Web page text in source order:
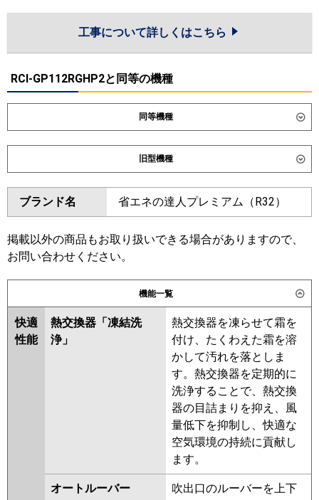
工事について詳しくはこちら
RCI-GP112RGHP2と同等の機種
同等機種
ダイキン SSRC112DND SSRC112DD
SSRUC112DD
東芝 GUXB112131MUB GUXB112131XU
GUXB11213P1MUB
三菱電機 PLZX-DHRMP112H6
DHRMP112HF6
DHRMP112HFG6 PLZX-
ZRMP112HF6 PLZX-
ZRMP112HLF6
PLZX-
ZRMP112HBF6 PLZX-
ZRMP112HFG6
RCI-GP112RGHP11
FDTZ1126HP6SA-airf
FDTZ1126HP6SA
FDTZ1126HP6SA-osj
FDTZ1126HP6SA-rak
旧型機種
ダイキン SSRC112CD SSRC112CND
SSRUC112CD SSRC112BYD
SSRC112BYND SSRUC112BYD
SSRC112BJD SSRC112BJND
SSRJC112BJD
SSRC112BCD
東芝 GUXB11213MUB GUXB11213XU
GUXB11213PXU
GUXB11213PMUB
RUXB11233MUB RUXB11233MU
RUXB11233XU
PLZX-DHRMP112H5 PLZX-
DHRMP112HBF5 PLZX-
DHRMP112HF5 PLZX-
DHRMP112HFG5
ZRMP112HLF5 PLZX-
ブランド名 省エネの達人プレミアム（R32）
掲載以外の商品もお取り扱いできる場合がありますので、
お問い合わせください。
機能一覧
快適
性能
熱交換器「凍結洗
浄」
熱交換器を凍らせて霜を
付け、たくわえた霜を溶
かして汚れを落としま
す。熱交換器を定期的に
洗浄することで、熱交換
器の目詰まりを抑え、風
量低下を抑制し、快適な
空気環境の持続に貢献し
ます。
オートルーバー
吹出口のルーバーを上下